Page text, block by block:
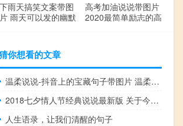
下雨天搞笑文案带图
片 雨天可以发的幽默
高考加油说说带图片
2020最简单励志的高
你想看的文章
温柔说说-抖音上的宝藏句子带图片 温柔很仙的宝藏句子
2018七夕情人节经典说说最新版 关于今年七夕情人节说说
人生语录，让我们清醒的句子